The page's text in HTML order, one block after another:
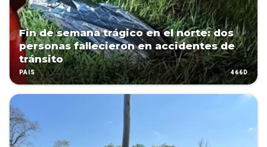
Fin de semana trágico en el norte: dos
personas fallecieron en accidentes de
tránsito
PAÍS 466D